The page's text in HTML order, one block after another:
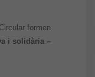
formen
i solidària –